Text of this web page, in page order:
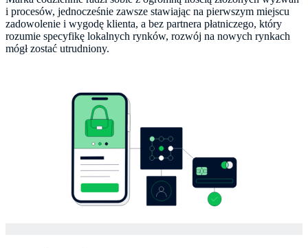
i procesów, jednocześnie zawsze stawiając na pierwszym miejscu
zadowolenie i wygodę klienta, a bez partnera płatniczego, który
rozumie specyfikę lokalnych rynków, rozwój na nowych rynkach
mógł zostać utrudniony.